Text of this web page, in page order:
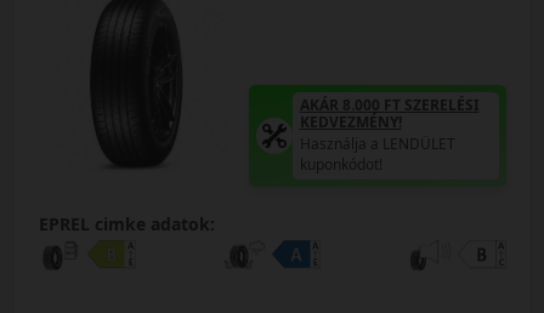
AKÁR 8.000 FT SZERELÉSI
KEDVEZMÉNY!
Használja a LENDÜLET
kuponkódot!
EPREL cimke adatok: